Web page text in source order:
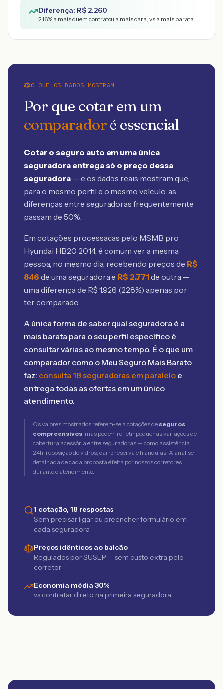
Diferença: R$ 2.260
216% a mais quem contratou a mais cara, vs a mais barata
O QUE OS DADOS MOSTRAM
Por que cotar em um
comparadoré essencial
Cotar o seguro auto em uma única
seguradora entrega só o preço dessa
seguradora — e os dados reais mostram que,
para o mesmo perfil e o mesmo veículo, as
diferenças entre seguradoras frequentemente
passam de 50%.
Em cotações processadas pelo MSMB pro
Hyundai HB20 2014, é comum ver a mesma
pessoa, no mesmo dia, recebendo preços de R$
846 de uma seguradora e R$ 2.771de outra —
uma diferença de R$ 1.926 (228%) apenas por
ter comparado.
A única forma de saber qual seguradora é a
mais barata para o seu perfil específico é
consultar várias ao mesmo tempo. É o que um
comparador como o Meu Seguro Mais Barato
faz: consulta 18 seguradoras em paralelo e
entrega todas as ofertas em um único
atendimento.
Os valores mostrados referem-se a cotações de seguros
compreensivos, mas podem refletir pequenas variações de
cobertura acessória entre seguradoras — como assistência
24h, reposição de vidros, carro reserva e franquias. A análise
detalhada de cada proposta é feita por nossos corretores
durante o atendimento.
1 cotação, 18 respostas
Sem precisar ligar ou preencher formulário em
cada seguradora
Preços idênticos ao balcão
Regulados por SUSEP — sem custo extra pelo
corretor
Economia média 30%
vs contratar direto na primeira seguradora